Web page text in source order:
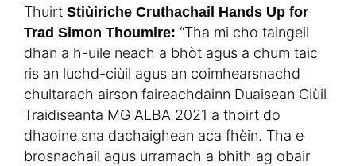
Thuirt Stiùiriche Cruthachail Hands Up for
Trad Simon Thoumire: “Tha mi cho taingeil
dhan a h-uile neach a bhòt agus a chum taic
ris an luchd-ciùil agus an coimhearsnachd
chultarach airson faireachdainn Duaisean Ciùil
Traidiseanta MG ALBA 2021 a thoirt do
dhaoine sna dachaighean aca fhèin. Tha e
brosnachail agus urramach a bhith ag obair